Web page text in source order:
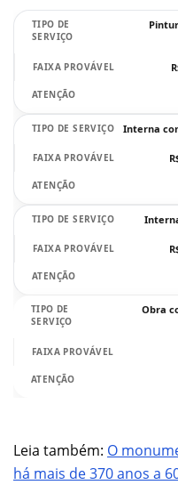
Interna
Obra
Leia também: O
há mais de 370 anos a